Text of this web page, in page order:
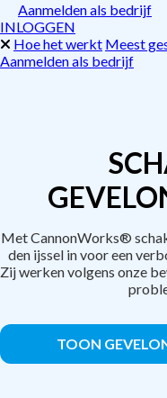
Aanmelden als bedrijf
INLOGGEN
Hoe het werkt Meest
Aanmelden als bedrijf
Met CannonWorks®
den ijssel in voor een
Zij werken volgens onze
TOON